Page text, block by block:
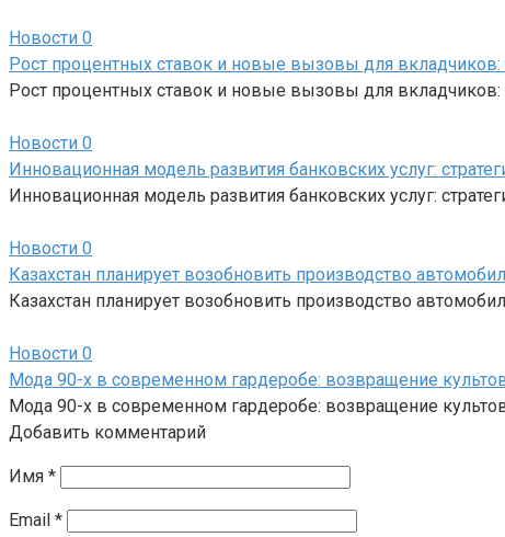
Новости 0
Рост процентных ставок и новые вызовы для
Рост процентных ставок и новые вызовы для
Новости 0
Инновационная модель развития банковских услуг:
Инновационная модель развития банковских услуг:
Новости 0
Казахстан планирует возобновить производство
Казахстан планирует возобновить производство
Новости 0
Мода 90-х в современном гардеробе: возвращение
Мода 90-х в современном гардеробе: возвращение
Добавить комментарий
Имя *
Email *